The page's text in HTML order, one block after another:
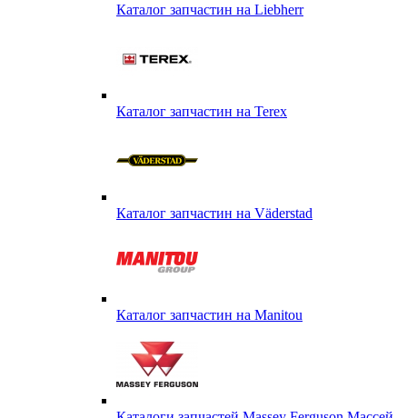
Каталог запчастин на Liebherr
Каталог запчастин на Terex
Каталог запчастин на Väderstad
Каталог запчастин на Маnitou